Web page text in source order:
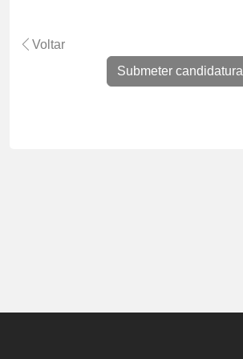
Voltar
Submeter candidatura